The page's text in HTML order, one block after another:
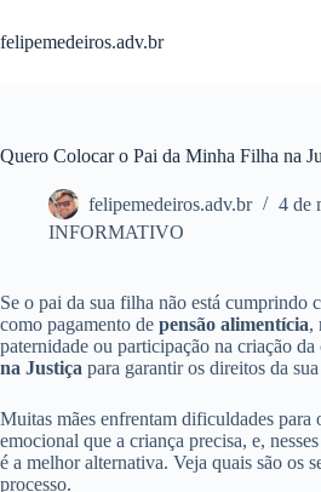
para
o
felipemedeiros.adv.br
Quero Colocar o Pai da Minha Filha na
felipemedeiros.adv.br
4 de
INFORMATIVO
Se o pai da sua filha não está cumprindo
como pagamento de pensão alimentícia,
paternidade ou participação na criação
na Justiça para garantir os direitos da
Muitas mães enfrentam dificuldades para
emocional que a criança precisa, e,
é a melhor alternativa. Veja quais são os
processo.